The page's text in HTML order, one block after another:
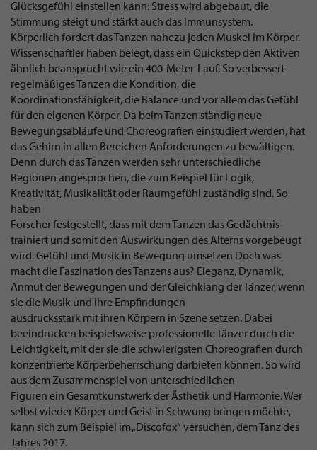
Glücksgefühl einstellen kann: Stress wird abgebaut, die
Stimmung steigt und stärkt auch das Immunsystem.
Körperlich fordert das Tanzen nahezu jeden Muskel im Körper.
Wissenschaftler haben belegt, dass ein Quickstep den Aktiven
ähnlich beansprucht wie ein 400-Meter-Lauf. So verbessert
regelmäßiges Tanzen die Kondition, die
Koordinationsfähigkeit, die Balance und vor allem das Gefühl
für den eigenen Körper. Da beim Tanzen ständig neue
Bewegungsabläufe und Choreografien einstudiert werden, hat
das Gehirn in allen Bereichen Anforderungen zu bewältigen.
Denn durch das Tanzen werden sehr unterschiedliche
Regionen angesprochen, die zum Beispiel für Logik,
Kreativität, Musikalität oder Raumgefühl zuständig sind. So
haben
Forscher festgestellt, dass mit dem Tanzen das Gedächtnis
trainiert und somit den Auswirkungen des Alterns vorgebeugt
wird. Gefühl und Musik in Bewegung umsetzen Doch was
macht die Faszination des Tanzens aus? Eleganz, Dynamik,
Anmut der Bewegungen und der Gleichklang der Tänzer, wenn
sie die Musik und ihre Empfindungen
ausdrucksstark mit ihren Körpern in Szene setzen. Dabei
beeindrucken beispielsweise professionelle Tänzer durch die
Leichtigkeit, mit der sie die schwierigsten Choreografien durch
konzentrierte Körperbeherrschung darbieten können. So wird
aus dem Zusammenspiel von unterschiedlichen
Figuren ein Gesamtkunstwerk der Ästhetik und Harmonie. Wer
selbst wieder Körper und Geist in Schwung bringen möchte,
kann sich zum Beispiel im „Discofox“ versuchen, dem Tanz des
Jahres 2017.